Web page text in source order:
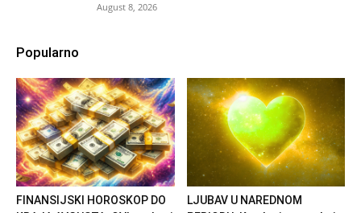
August 8, 2026
Popularno
FINANSIJSKI HOROSKOP DO
LJUBAV U NAREDNOM